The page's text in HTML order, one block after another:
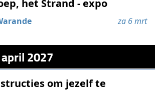
het Strand - expo
za 6 mrt
2027
om jezelf te